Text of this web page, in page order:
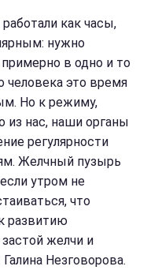
как часы,
нужно
в одно и то
человека это время
Но к режиму,
из нас, наши органы
регулярности
Желчный пузырь
утром не
что
развитию
желчи и
Незговорова.